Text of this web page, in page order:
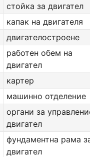
стойка за двигател
капак на двигателя
двигателостроене
работен обем на
двигател
картер
машинно отделение
органи за
двигател
фундаментна рама
двигател